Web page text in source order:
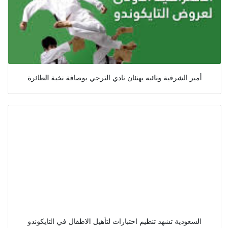
أمير الشرقية ونائبه يهنئان نادي الترجي بوصافة نخبة الطائرة
السعودية تشهد تنظيم اختبارات لتأهيل الاطفال في التايكوندو